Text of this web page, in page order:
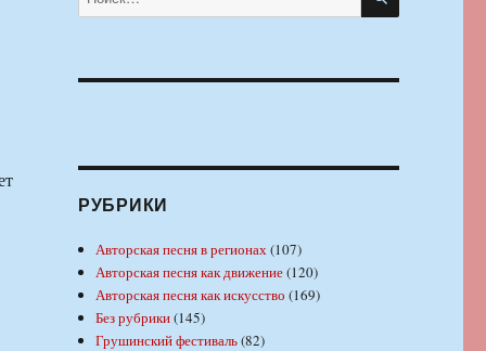
РУБРИКИ
Авторская песня в регионах(107)
Авторская песня как движение(120)
Авторская песня как искусство (169)
Без рубрики(145)
Грушинский фестиваль(82)